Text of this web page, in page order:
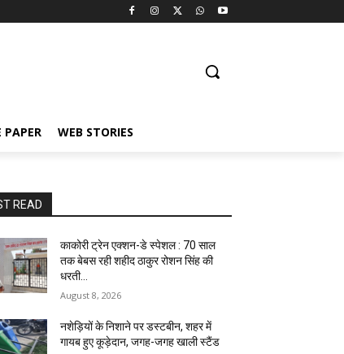
PAPER WEB STORIES
READ
काकोरी ट्रेन एक्शन-डे स्पेशल : 70 साल
तक बेबस रही शहीद ठाकुर रोशन सिंह की
धरती…
August 8, 2026
नशेड़ियों के निशाने पर डस्टबीन, शहर में
गायब हुए कूड़ेदान, जगह-जगह खाली स्टैंड